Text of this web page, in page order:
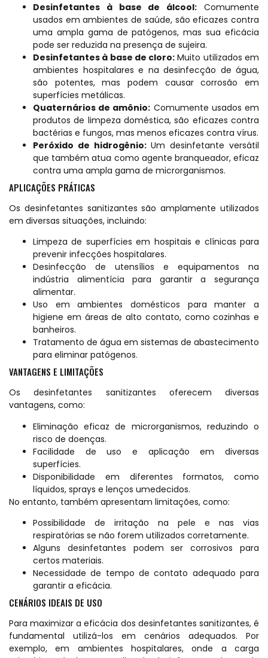
Desinfetantes à base de álcool: Comumente
usados em ambientes de saúde, são eficazes contra
uma ampla gama de patógenos, mas sua eficácia
pode ser reduzida na presença de sujeira.
Desinfetantes à base de cloro: Muito utilizados em
ambientes hospitalares e na desinfecção de água,
são potentes, mas podem causar corrosão em
superfícies metálicas.
Quaternários de amônio: Comumente usados em
produtos de limpeza doméstica, são eficazes contra
bactérias e fungos, mas menos eficazes contra vírus.
Peróxido de hidrogênio:Um desinfetante versátil
que também atua como agente branqueador, eficaz
contra uma ampla gama de microrganismos.
APLICAÇÕES PRÁTICAS
Os desinfetantes sanitizantes são amplamente utilizados
em diversas situações, incluindo:
Limpeza de superfícies em hospitais e clínicas para
prevenir infecções hospitalares.
Desinfecção de utensílios e equipamentos na
indústria alimentícia para garantir a segurança
alimentar.
Uso em ambientes domésticos para manter a
higiene em áreas de alto contato, como cozinhas e
banheiros.
Tratamento de água em sistemas de abastecimento
para eliminar patógenos.
VANTAGENS E LIMITAÇÕES
Os desinfetantes sanitizantes oferecem diversas
vantagens, como:
Eliminação eficaz de microrganismos, reduzindo o
risco de doenças.
Facilidade de uso e aplicação em diversas
superfícies.
Disponibilidade em diferentes formatos, como
líquidos, sprays e lenços umedecidos.
No entanto, também apresentam limitações, como:
Possibilidade de irritação na pele e nas vias
respiratórias se não forem utilizados corretamente.
Alguns desinfetantes podem ser corrosivos para
certos materiais.
Necessidade de tempo de contato adequado para
garantir a eficácia.
CENÁRIOS IDEAIS DE USO
Para maximizar a eficácia dos desinfetantes sanitizantes, é
fundamental utilizá-los em cenários adequados. Por
exemplo, em ambientes hospitalares, onde a carga